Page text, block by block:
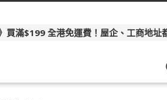
買滿$199 全港免運費！屋企、工商地址